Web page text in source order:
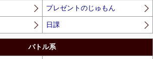
プレゼントのじゅもん
日課
バトル系